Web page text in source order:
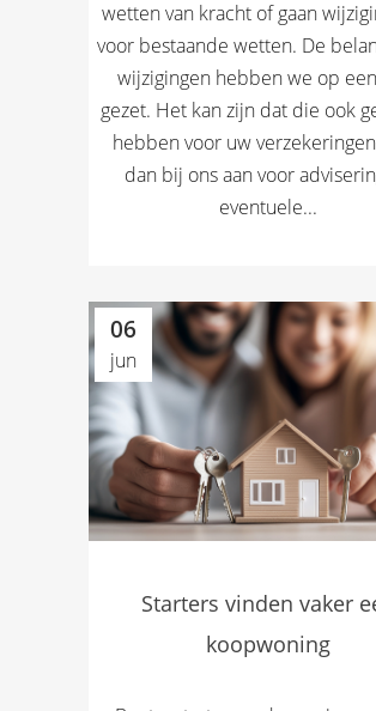
wetten van kracht of gaan
voor bestaande wetten. De
wijzigingen hebben we op
gezet. Het kan zijn dat die ook
hebben voor uw
dan bij ons aan voor
eventuele...
06
jun
Starters vinden vaker
koopwoning